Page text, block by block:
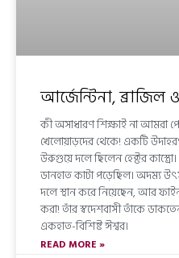
আর্জেন্টিনা, ব্রাজিল
কী অসাধারণ শিক্ষাই না আমরা
খেলোয়াড়দের থেকে! একটি
উরুগুয়ে দলে ছিলেন হেক্টর
ডানহাত কাটা পড়েছিল। অদম্য
দলে স্থান করে নিয়েছেন, আর
করা! তাঁর স্বদেশবাসী তাঁকে
একহাত-বিশিষ্ট ঈশ্বর।
READ MORE »